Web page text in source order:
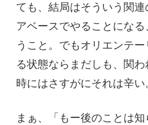
ても、結局はそういう関
アベースでやることにな
うこと。でもオリエンテ
る状態ならまだしも、関
時にはさすがにそれは辛い
まぁ、「もー後のことは